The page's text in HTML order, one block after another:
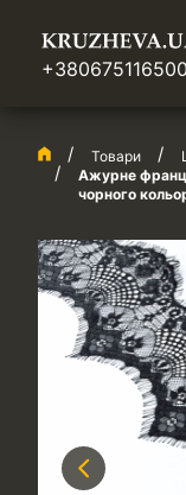
+380675116500
Товари
Ажурне
чорного
Previous